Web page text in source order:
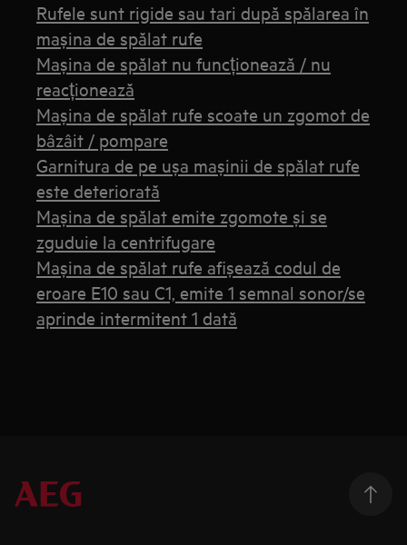
Rufele sunt rigide sau tari după spălarea în
mașina de spălat rufe
Mașina de spălat nu funcționează / nu
reacționează
Mașina de spălat rufe scoate un zgomot de
bâzâit / pompare
Garnitura de pe ușa mașinii de spălat rufe
este deteriorată
Maşina de spălat emite zgomote şi se
zguduie la centrifugare
Mașina de spălat rufe afișează codul de
eroare E10 sau C1, emite 1 semnal sonor/se
aprinde intermitent 1 dată